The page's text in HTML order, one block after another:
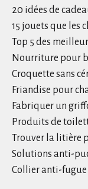
20 idées de
15 jouets que les
Top 5 des
Nourriture pour
Croquette sans
Friandise pour
Fabriquer un
Produits de
Trouver la litière
Solutions anti-
Collier anti-